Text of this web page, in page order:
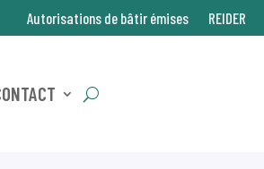
Autorisations de bâtir émises REIDER